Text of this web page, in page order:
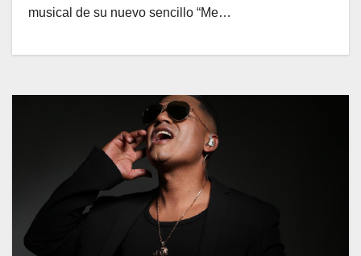
musical de su nuevo sencillo “Me…